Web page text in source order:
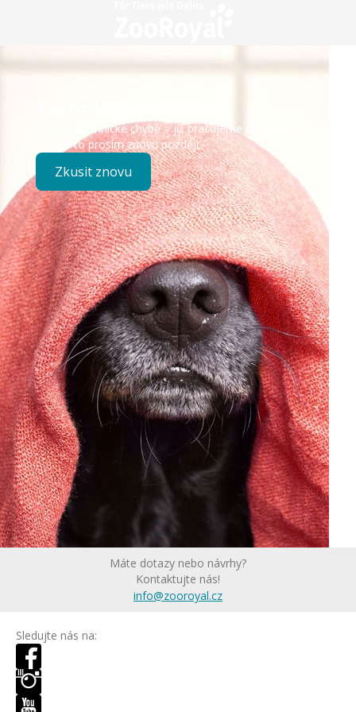
Došlo k technické chybě – již pracujeme na opravě.
Zkuste to prosím znovu později.
Zkusit znovu
Máte dotazy nebo návrhy?
Kontaktujte nás!
info@zooroyal.cz
Sledujte nás na: